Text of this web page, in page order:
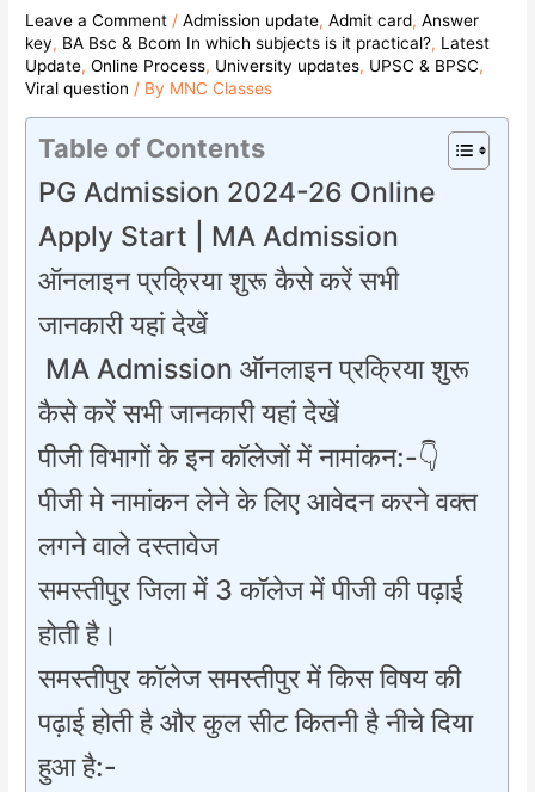
Leave a Comment /Admission update,Admit card,Answer
key, BA Bsc & Bcom In which subjects is it practical?, Latest
Update,Online Process, University updates, UPSC & BPSC,
Viral question / By MNC Classes
Table of Contents
PG Admission 2024-26 Online
Apply Start | MA Admission
ऑनलाइन प्रक्रिया शुरू कैसे करें सभी
जानकारी यहां देखें
MA Admission ऑनलाइन प्रक्रिया शुरू
कैसे करें सभी जानकारी यहां देखें
पीजी विभागों के इन कॉलेजों में नामांकन:-👇
पीजी मे नामांकन लेने के लिए आवेदन करने वक्त
लगने वाले दस्तावेज
समस्तीपुर जिला में 3 कॉलेज में पीजी की पढ़ाई
होती है।
समस्तीपुर कॉलेज समस्तीपुर में किस विषय की
पढ़ाई होती है और कुल सीट कितनी है नीचे दिया
हुआ है:-